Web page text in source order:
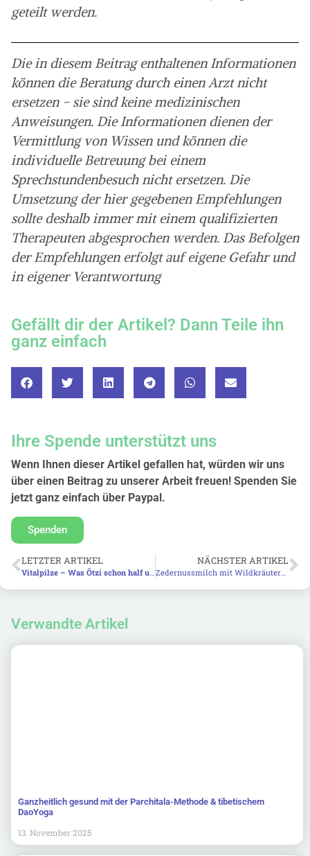
geteilt werden.
Die in diesem Beitrag enthaltenen Informationen
können die Beratung durch einen Arzt nicht
ersetzen – sie sind keine medizinischen
Anweisungen. Die Informationen dienen der
Vermittlung von Wissen und können die
individuelle Betreuung bei einem
Sprechstundenbesuch nicht ersetzen. Die
Umsetzung der hier gegebenen Empfehlungen
sollte deshalb immer mit einem qualifizierten
Therapeuten abgesprochen werden. Das Befolgen
der Empfehlungen erfolgt auf eigene Gefahr und
in eigener Verantwortung
Gefällt dir der Artikel? Dann Teile ihn
ganz einfach
Ihre Spende unterstützt uns
Wenn Ihnen dieser Artikel gefallen hat, würden wir uns
über einen Beitrag zu unserer Arbeit freuen! Spenden Sie
jetzt ganz einfach über Paypal.
Spenden
LETZTER ARTIKEL NÄCHSTER ARTIKEL
Zedernussmilch mit Wildkräutern – Schnelle vegane Rohkost für deine Vitalität
Verwandte Artikel
Ganzheitlich gesund mit der Parchitala-Methode & tibetischem
DaoYoga
13. November 2025